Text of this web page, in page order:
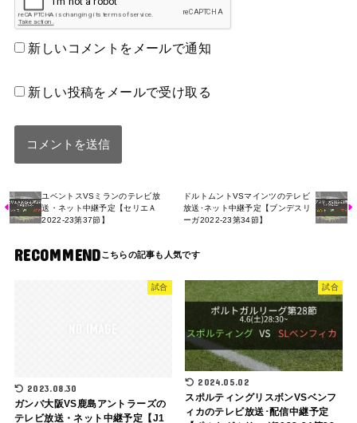
新しいコメントをメールで通知
新しい投稿をメールで受け取る
ユベントスVSミランのテレビ放
送・ネット中継予定【セリエＡ
2022-23第37節】
ドルトムントVSマインツのテレビ
放送･ネット中継予定【ブンデスリ
ーガ2022-23第34節】
RECOMMEND
試合
2023.08.30
ガンバ大阪VS鹿島アントラーズの
テレビ放送・ネット中継予定【J1
試合
2024.05.02
スポルティングリスボンVSベンフ
ィカのテレビ放送･配信中継予定